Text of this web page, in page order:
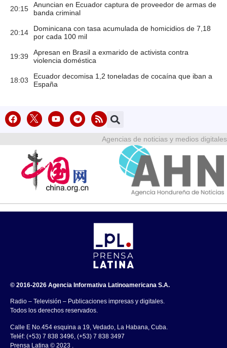
20:15
Anuncian en Ecuador captura de proveedor de armas de
banda criminal
20:14
Dominicana con tasa acumulada de homicidios de 7,18
por cada 100 mil
19:39
Apresan en Brasil a exmarido de activista contra
violencia doméstica
18:03
Ecuador decomisa 1,2 toneladas de cocaína que iban a
España
Agencias de noticias y medios digitales
© 2016-2026 Agencia Informativa Latinoamericana S.A.
Radio – Televisión – Publicaciones impresas y digitales.
Todos los derechos reservados.
Calle E No.454 esquina a 19, Vedado, La Habana, Cuba.
Teléf: (+53) 7 838 3496, (+53) 7 838 3497
Prensa Latina © 2023 .